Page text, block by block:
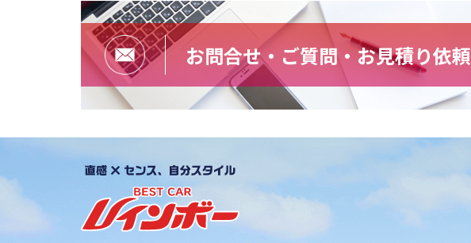
お問合せ・ご質問・お見積り依頼